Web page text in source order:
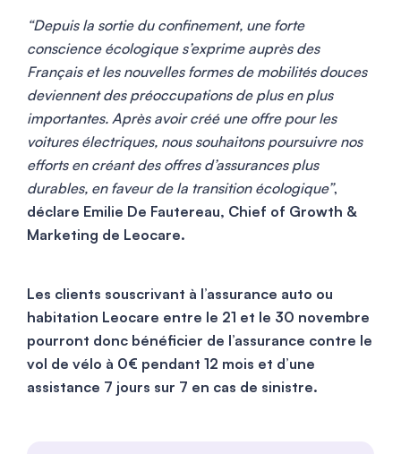
“Depuis la sortie du confinement, une forte
conscience écologique s’exprime auprès des
Français et les nouvelles formes de mobilités douces
deviennent des préoccupations de plus en plus
importantes. Après avoir créé une offre pour les
voitures électriques, nous souhaitons poursuivre nos
efforts en créant des offres d’assurances plus
durables, en faveur de la transition écologique”,
déclare Emilie De Fautereau, Chief of Growth &
Marketing de Leocare.
Les clients souscrivant à l’assurance auto ou
habitation Leocare entre le 21 et le 30 novembre
pourront donc bénéficier de l’assurance contre le
vol de vélo à 0€ pendant 12 mois et d’une
assistance 7 jours sur 7 en cas de sinistre.